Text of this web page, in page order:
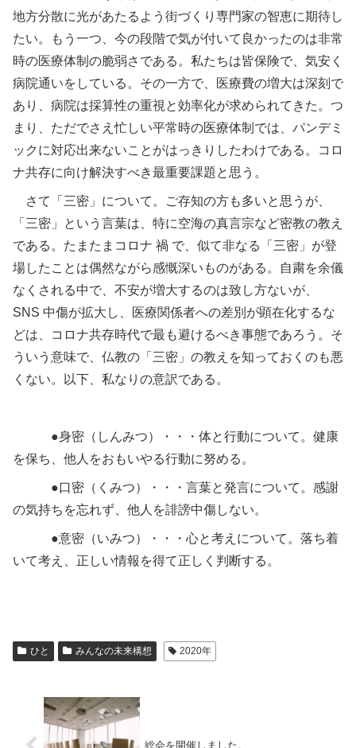
地方分散に光があたるよう街づくり専門家の智恵に期待し
たい。もう一つ、今の段階で気が付いて良かったのは非常
時の医療体制の脆弱さである。私たちは皆保険で、気安く
病院通いをしている。その一方で、医療費の増大は深刻で
あり、病院は採算性の重視と効率化が求められてきた。つ
まり、ただでさえ忙しい平常時の医療体制では、パンデミ
ックに対応出来ないことがはっきりしたわけである。コロ
ナ共存に向け解決すべき最重要課題と思う。
さて「三密」について。ご存知の方も多いと思うが、
「三密」という言葉は、特に空海の真言宗など密教の教え
である。たまたまコロナ 禍 で、似て非なる「三密」が登
場したことは偶然ながら感慨深いものがある。自粛を余儀
なくされる中で、不安が増大するのは致し方ないが、
SNS 中傷が拡大し、医療関係者への差別が顕在化するな
どは、コロナ共存時代で最も避けるべき事態であろう。そ
ういう意味で、仏教の「三密」の教えを知っておくのも悪
くない。以下、私なりの意訳である。
●身密（しんみつ）・・・体と行動について。健康
を保ち、他人をおもいやる行動に努める。
●口密（くみつ）・・・言葉と発言について。感謝
の気持ちを忘れず、他人を誹謗中傷しない。
●意密（いみつ）・・・心と考えについて。落ち着
いて考え、正しい情報を得て正しく判断する。
ひと みんなの未来構想 2020年
総会を開催しました。